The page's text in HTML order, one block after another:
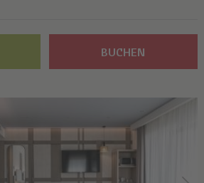
BUCHEN